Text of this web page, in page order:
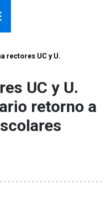
rectores UC y U.
UC y U.
retorno a